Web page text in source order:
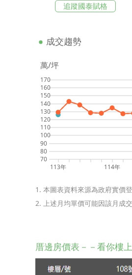
追蹤國泰賦格
成交趨勢
萬/坪
70
80
90
100
110
120
130
140
150
160
170
113年 114年
1. 本圖表資料來源為政府實價
2. 上述月均單價可能因該月成
厝邊房價表－－看你樓